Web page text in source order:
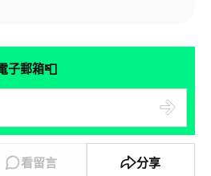
子郵箱📮
看留言 分享